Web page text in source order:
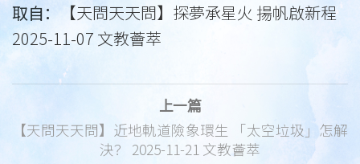
取自：
【天問天天問】探夢承星火 揚帆啟新程
2025-11-07 文教薈萃
上一篇
【天問天天問】近地軌道險象環生 「太空垃圾」怎解
決？ 2025-11-21 文教薈萃